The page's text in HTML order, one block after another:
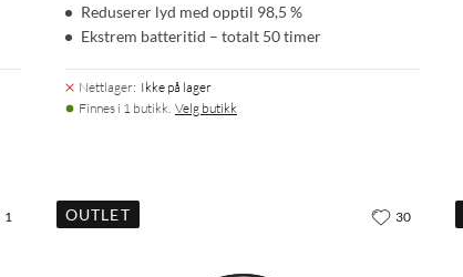
Reduserer lyd med opptil 98,5 %
Ekstrem batteritid – totalt 50 timer
Nettlager: Ikke på lager
Finnes i 1 butikk. Velg butikk
1 OUTLET 30